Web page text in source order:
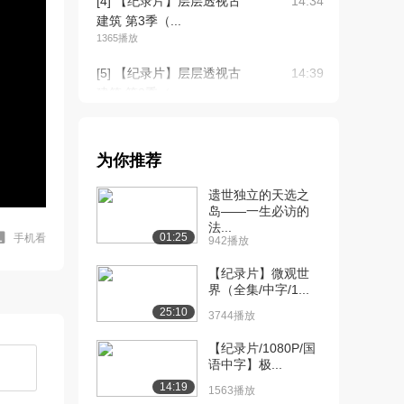
手机看
建筑 第3季（...
1365播放
[5] 【纪录片】层层透视古
14:39
建筑 第3季（...
[7] 【纪录片】层层透视古
建筑 第3季（...
14:28
[8] 【纪录片】层层透视古
建筑 第3季（...
14:29
[9] 【纪录片】层层透视古
建筑 第3季（...
1493播放
为你推荐
01:25
遗世独立的天选之
岛——一生必访的
法...
942播放
25:10
【纪录片】微观世
界（全集/中字/1...
3744播放
14:19
【纪录片/1080P/国
语中字】极...
1563播放